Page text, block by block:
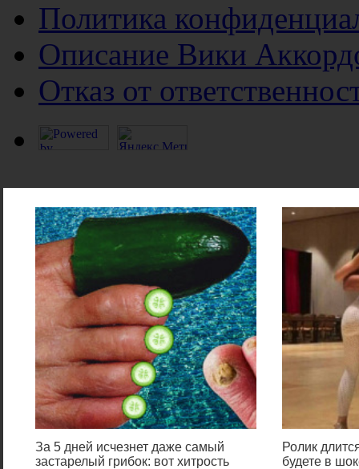
За 5 дней исчезнет даже самый
застарелый грибок: вот хитрость
Ролик
будете в
Политика
Описание Вики
Отказ от